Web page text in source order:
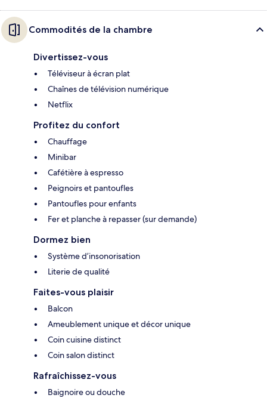
Commodités de la chambre
Divertissez-vous
Téléviseur à écran plat
Chaînes de télévision numérique
Netflix
Profitez du confort
Chauffage
Minibar
Cafétière à espresso
Peignoirs et pantoufles
Pantoufles pour enfants
Fer et planche à repasser (sur demande)
Dormez bien
Système d’insonorisation
Literie de qualité
Faites-vous plaisir
Balcon
Ameublement unique et décor unique
Coin cuisine distinct
Coin salon distinct
Rafraîchissez-vous
Baignoire ou douche